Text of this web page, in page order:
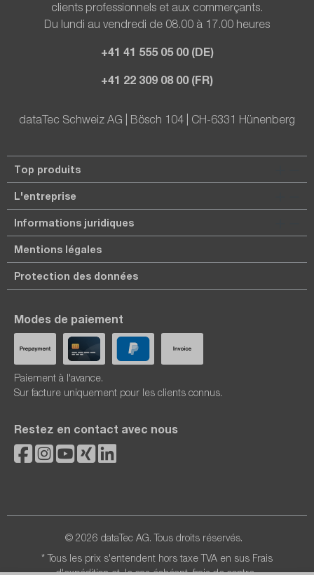
clients professionnels et aux commerçants.
Du lundi au vendredi de 08.00 à 17.00 heures
+41 41 555 05 00 (DE)
+41 22 309 08 00 (FR)
dataTec Schweiz AG | Bösch 104 | CH-6331 Hünenberg
Top produits
L'entreprise
Informations juridiques
Mentions légales
Protection des données
Modes de paiement
Paiement à l'avance.
Sur facture uniquement pour les clients connus.
Restez en contact avec nous
© 2026 dataTec AG. Tous droits réservés.
* Tous les prix s'entendent hors taxe TVA en sus Frais
d'expéditionet, le cas échéant, frais de contre-